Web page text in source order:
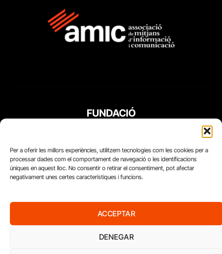
Per a oferir les millors experiències, utilitzem tecnologies com les cookies per a
processar dades com el comportament de navegació o les identificacions
úniques en aquest lloc. No consentir o retirar el consentiment, pot afectar
negativament unes certes característiques i funcions.
ACCEPTAR
DENEGAR
FUNDACIÓ